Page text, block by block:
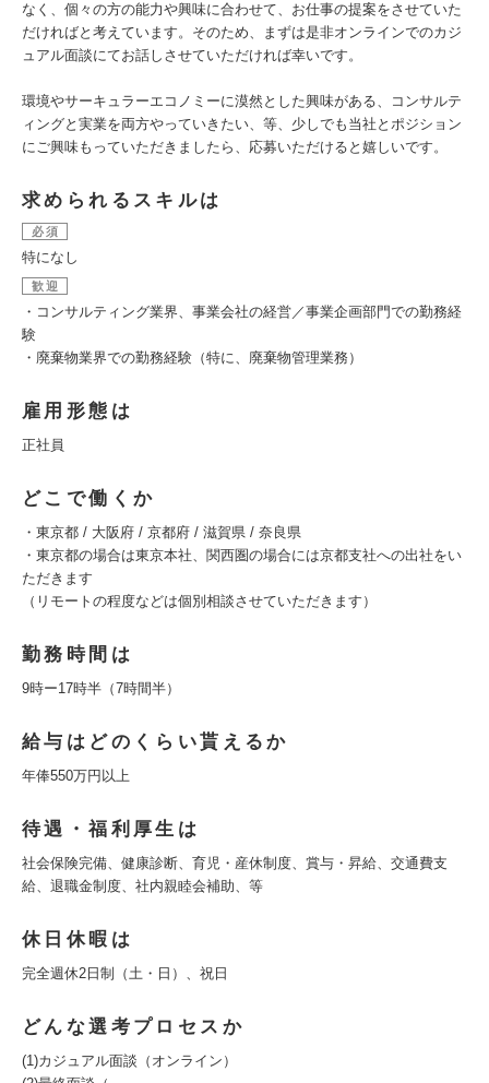
なく、個々の方の能力や興味に合わせて、お仕事の提案をさせていた
だければと考えています。そのため、まずは是非オンラインでのカジ
ュアル面談にてお話しさせていただければ幸いです。
環境やサーキュラーエコノミーに漠然とした興味がある、コンサルテ
ィングと実業を両方やっていきたい、等、少しでも当社とポジション
にご興味もっていただきましたら、応募いただけると嬉しいです。
求められるスキルは
必須
特になし
歓迎
・コンサルティング業界、事業会社の経営／事業企画部門での勤務経
験
・廃棄物業界での勤務経験（特に、廃棄物管理業務）
雇用形態は
正社員
どこで働くか
・東京都 / 大阪府 / 京都府 / 滋賀県 / 奈良県
・東京都の場合は東京本社、関西圏の場合には京都支社への出社をい
ただきます
（リモートの程度などは個別相談させていただきます）
勤務時間は
9時ー17時半（7時間半）
給与はどのくらい貰えるか
年俸550万円以上
待遇・福利厚生は
社会保険完備、健康診断、育児・産休制度、賞与・昇給、交通費支
給、退職金制度、社内親睦会補助、等
休日休暇は
完全週休2日制（土・日）、祝日
どんな選考プロセスか
(1)カジュアル面談（オンライン）